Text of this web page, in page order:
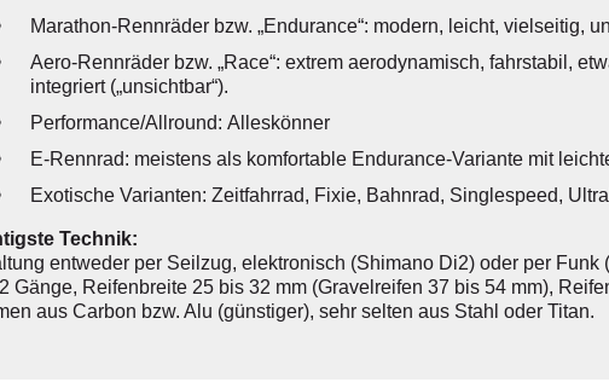
Marathon-Rennräder bzw. „Endurance“: modern, leicht, vielseitig,
Aero-Rennräder bzw. „Race“: extrem aerodynamisch, fahrstabil,
integriert („unsichtbar“).
Performance/Allround: Alleskönner
E-Rennrad: meistens als komfortable Endurance-Variante mit
Exotische Varianten: Zeitfahrrad, Fixie, Bahnrad, Singlespeed,
Technik:
entweder per Seilzug, elektronisch (Shimano Di2) oder per
Gänge, Reifenbreite 25 bis 32 mm (Gravelreifen 37 bis 54 mm),
aus ­Carbon bzw. Alu (günstiger), sehr selten aus Stahl oder Titan.